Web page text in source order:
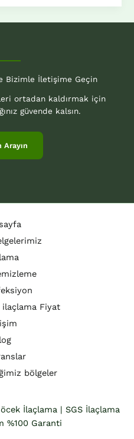
Bizimle İletişime Geçin
ortadan kaldırmak için
güvende kalsın.
Arayın
ilaçlama Fiyat
bölgeler
İlaçlama | SGS İlaçlama
%100 Garanti